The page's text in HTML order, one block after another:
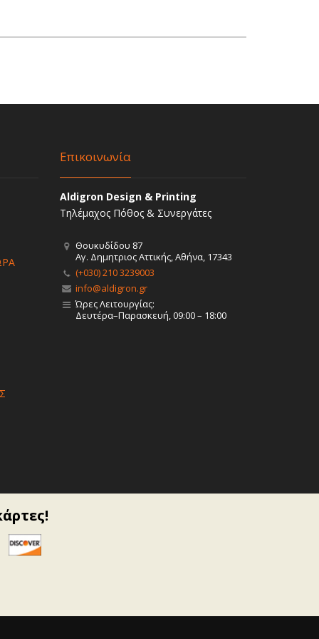
Επικοινωνία
Aldigron Design & Printing
Τηλέμαχος Πόθος & Συνεργάτες
Θουκυδίδου 87
Αγ. Δημητριος Αττικής, Αθήνα, 17343
(+030) 210 3239003
info@aldigron.gr
Ώρες Λειτουργίας:
Δευτέρα–Παρασκευή, 09:00 – 18:00